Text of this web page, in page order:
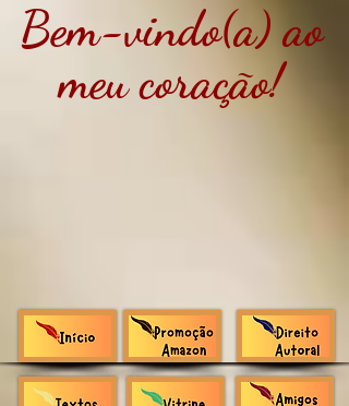
Bem-vindo(a) ao
meu coração!